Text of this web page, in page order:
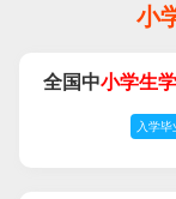
小
全国中小学生
入学毕